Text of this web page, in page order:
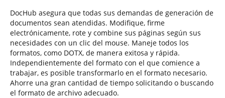
DocHub asegura que todas sus demandas de generación de
documentos sean atendidas. Modifique, firme
electrónicamente, rote y combine sus páginas según sus
necesidades con un clic del mouse. Maneje todos los
formatos, como DOTX, de manera exitosa y rápida.
Independientemente del formato con el que comience a
trabajar, es posible transformarlo en el formato necesario.
Ahorre una gran cantidad de tiempo solicitando o buscando
el formato de archivo adecuado.